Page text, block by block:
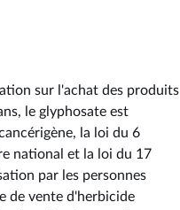
sur l'achat des produits
le glyphosate est
la loi du 6
national et la loi du 17
par les personnes
de vente d'herbicide